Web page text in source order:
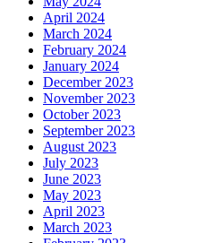
April 2024
March 2024
February 2024
January 2024
December 2023
November 2023
October 2023
September 2023
August 2023
July 2023
June 2023
May 2023
April 2023
March 2023